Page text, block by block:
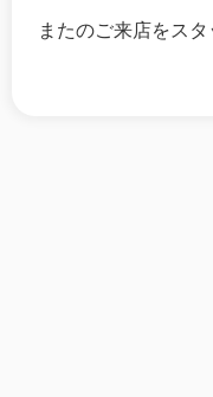
またのご来店をス